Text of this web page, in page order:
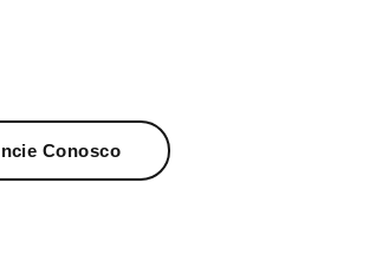
Conosco